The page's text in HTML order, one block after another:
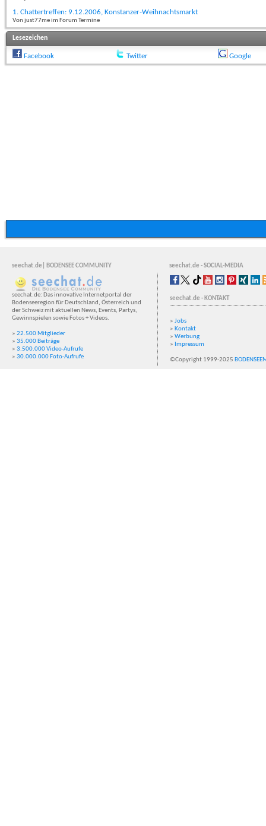
1. Chattertreffen: 9.12.2006, Konstanzer-Weihnachtsmarkt
Von just77me im Forum Termine
Lesezeichen
Facebook Twitter Google
seechat.de| BODENSEE COMMUNITY seechat.de - SOCIAL-MEDIA
seechat.de: Das innovative Internetportal der
Bodenseeregion für Deutschland, Österreich und
der Schweiz mit aktuellen News, Events, Partys,
Gewinnspielen sowie Fotos + Videos.
» 22.500 Mitglieder
» 35.000 Beiträge
» 3.500.000 Video-Aufrufe
» 30.000.000 Foto-Aufrufe
seechat.de - KONTAKT
» Jobs
» Kontakt
» Werbung
» Impressum
©Copyright 1999-2025